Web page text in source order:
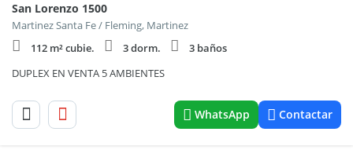
San Lorenzo 1500
Martinez Santa Fe / Fleming, Martinez
112 m² cubie.
3 dorm.
3 baños
DUPLEX EN VENTA 5 AMBIENTES
WhatsApp Contactar